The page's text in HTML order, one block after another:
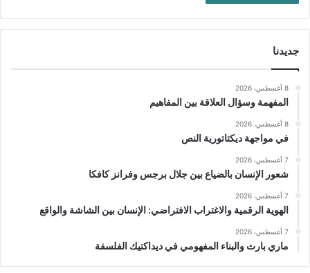
جديدنا
8 أغسطس، 2026
المفهمة وسؤال العلاقة بين المفاهيم
8 أغسطس، 2026
في مواجهة ديكتاتورية النص
7 أغسطس، 2026
شعور الإنسان بالضياع بين جلال برجس وفرانز كافكا
7 أغسطس، 2026
الهوية الرقمية والاغتراب الافتراضي: الإنسان بين الشاشة والواقع
7 أغسطس، 2026
ماري بارث والبناء المفهومي في ديداكتيك الفلسفة